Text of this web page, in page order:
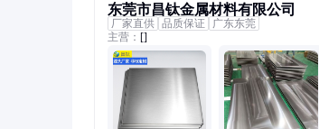
东莞市昌钛金属材料有限公司
厂家直供 品质保证
广东东莞
主营： []